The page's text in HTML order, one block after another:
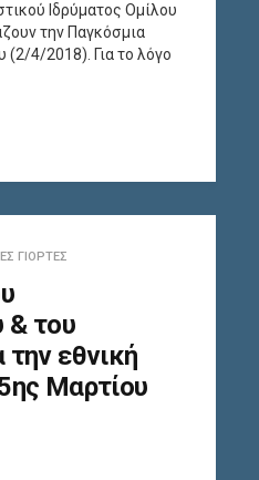
Ιδρύματος Ομίλου
την Παγκόσμια
(2/4/2018). Για το λόγο
ΓΙΟΡΤΈΣ
& του
την εθνική
Μαρτίου